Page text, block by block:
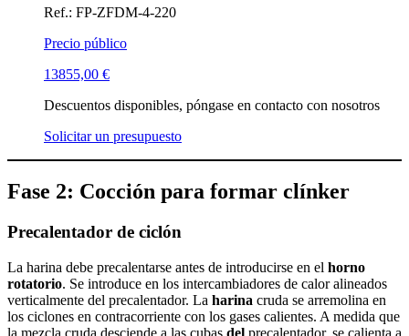
Ref.: FP-ZFDM-4-220
Precio público
13855,00 €
Descuentos disponibles, póngase en contacto con nosotros
Solicitar un presupuesto
Fase 2: Cocción para formar clínker
Precalentador de ciclón
La harina debe precalentarse antes de introducirse en el horno
rotatorio. Se introduce en los intercambiadores de calor alineados
verticalmente del precalentador. La harina cruda se arremolina en
los ciclones en contracorriente con los gases calientes. A medida que
la mezcla cruda desciende a las cubas del precalentador, se calienta a